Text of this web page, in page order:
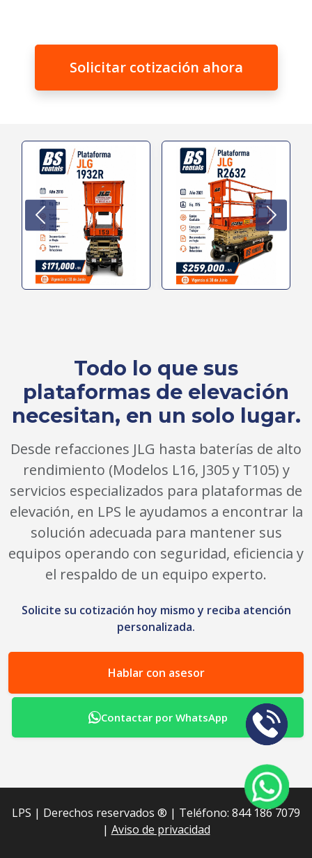
Solicitar cotización ahora
Todo lo que sus
plataformas de elevación
necesitan, en un solo lugar.
Desde refacciones JLG hasta baterías de alto
rendimiento (Modelos L16, J305 y T105) y
servicios especializados para plataformas de
elevación, en LPS le ayudamos a encontrar la
solución adecuada para mantener sus
equipos operando con seguridad, eficiencia y
el respaldo de un equipo experto.
Solicite su cotización hoy mismo y reciba atención
personalizada.
Hablar con asesor
Contactar por WhatsApp
LPS | Derechos reservados ®︎ | Teléfono: 844 186 7079
| Aviso de privacidad